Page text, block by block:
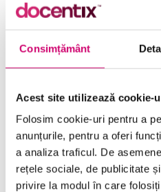
Consimțământ
Acest site utilizează cookie-
Folosim cookie-uri pentru a
anunțurile, pentru a oferi
a analiza traficul. De
rețele sociale, de publicitate
privire la modul în care
Comunicare
Finanțe
Limba Engleză
Management și
Marketing
Microsoft Office